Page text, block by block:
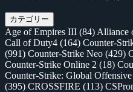
カテゴリー
Age of Empires III (84) Alliance
Call of Duty4 (164) Counter-
(991) Counter-Strike Neo (429)
Counter-Strike Online 2 (18)
Counter-Strike: Global Offensive
(395) CROSSFIRE (113)